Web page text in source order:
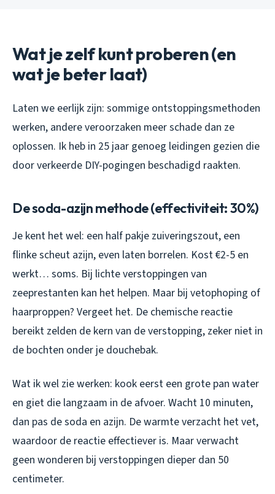
Wat je zelf kunt proberen (en
wat je beter laat)
Laten we eerlijk zijn: sommige ontstoppingsmethoden
werken, andere veroorzaken meer schade dan ze
oplossen. Ik heb in 25 jaar genoeg leidingen gezien die
door verkeerde DIY-pogingen beschadigd raakten.
De soda-azijn methode (effectiviteit: 30%)
Je kent het wel: een half pakje zuiveringszout, een
flinke scheut azijn, even laten borrelen. Kost €2-5 en
werkt… soms. Bij lichte verstoppingen van
zeeprestanten kan het helpen. Maar bij vetophoping of
haarproppen? Vergeet het. De chemische reactie
bereikt zelden de kern van de verstopping, zeker niet in
de bochten onder je douchebak.
Wat ik wel zie werken: kook eerst een grote pan water
en giet die langzaam in de afvoer. Wacht 10 minuten,
dan pas de soda en azijn. De warmte verzacht het vet,
waardoor de reactie effectiever is. Maar verwacht
geen wonderen bij verstoppingen dieper dan 50
centimeter.